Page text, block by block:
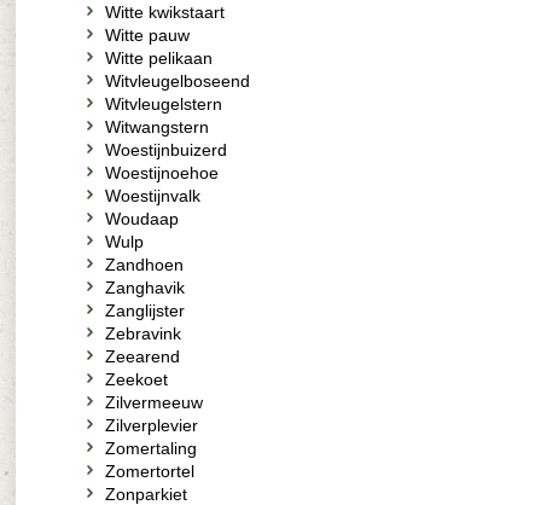
Witte kwikstaart
Witte pauw
Witte pelikaan
Witvleugelboseend
Witvleugelstern
Witwangstern
Woestijnbuizerd
Woestijnoehoe
Woestijnvalk
Woudaap
Wulp
Zandhoen
Zanghavik
Zanglijster
Zebravink
Zeearend
Zeekoet
Zilvermeeuw
Zilverplevier
Zomertaling
Zomertortel
Zonparkiet